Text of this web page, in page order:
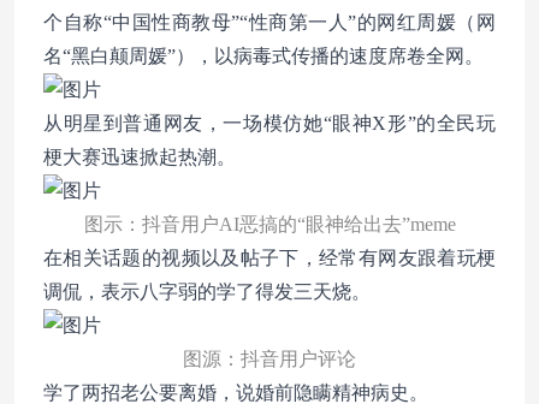
个自称“中国性商教母”“性商第一人”的网红周媛（网
名“黑白颠周媛”），以病毒式传播的速度席卷全网。
从明星到普通网友，一场模仿她“眼神X形”的全民玩
梗大赛迅速掀起热潮。
图示：抖音用户AI恶搞的“眼神给出去”meme
在相关话题的视频以及帖子下，经常有网友跟着玩梗
调侃，表示八字弱的学了得发三天烧。
图源：抖音用户评论
学了两招老公要离婚，说婚前隐瞒精神病史。